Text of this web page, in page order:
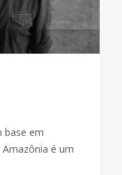
base em
é um